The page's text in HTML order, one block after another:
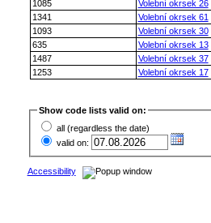
1085
Volební okrsek 26
1341
Volební okrsek 61
1093
Volební okrsek 30
635
Volební okrsek 13
1487
Volební okrsek 37
1253
Volební okrsek 17
Show code lists valid on:
all (regardless the date)
valid on:
Accessibility